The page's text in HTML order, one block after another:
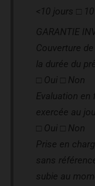
<10 jours □
GARANTIE
Couverture
la durée du
□ Oui □ Non
Evaluation
exercée au
□ Oui □ Non
Prise en
sans
subie au